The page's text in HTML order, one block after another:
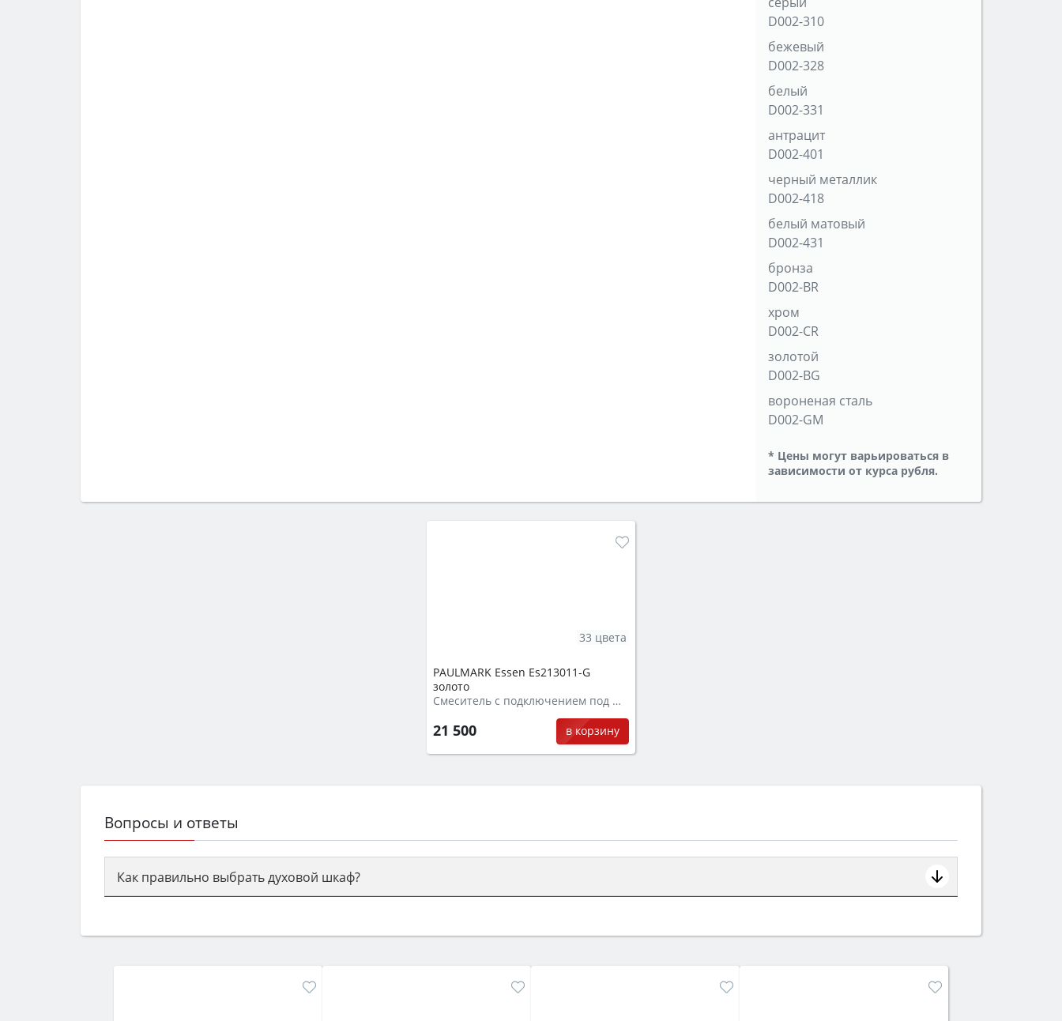
D002-310
бежевый
D002-328
белый
D002-331
антрацит
D002-401
черный металлик
D002-418
белый матовый
D002-431
бронза
D002-BR
хром
D002-CR
золотой
D002-BG
вороненая сталь
D002-GM
* Цены могут варьироваться в
зависимости от курса рубля.
PAULMARK Essen Es213011-G
золото
Смеситель с подключением под фильтр
21 500 в корзину
33 цвета
Вопросы и ответы
Как правильно выбрать духовой шкаф?
семьи, класс энергопотребления не ниже A и нужные функции (конвекция, гриль, самоочистка, защита от детей).